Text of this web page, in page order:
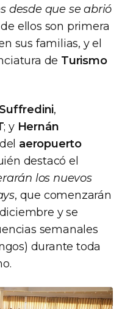
desde que se abrió
ellos son primera
sus familias, y el
de Turismo
,
; y Hernán
aeropuerto
destacó el
los nuevos
, que comenzarán
y se
semanales
durante toda